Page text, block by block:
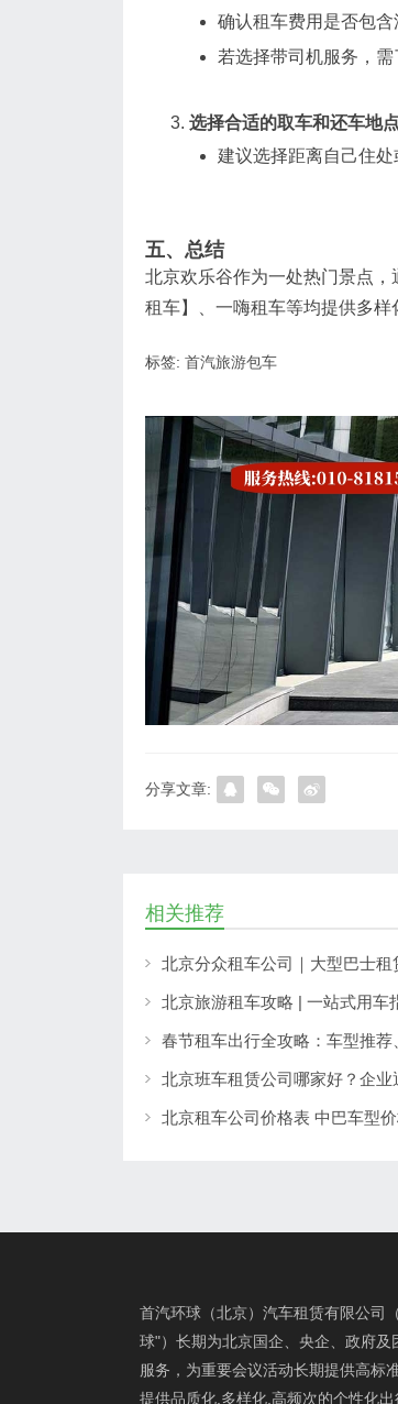
确认租车费用是否包含
若选择带司机服务，需
选择合适的取车和还车地点
建议选择距离自己住处
五、总结
北京欢乐谷作为一处热门景点
租车】、一嗨租车等均提供多
标签: 首汽旅游包车
分享文章:
相关推荐
北京旅游租车攻略 | 一站式用车
春节租车出行全攻略：车型推
北京班车租赁公司哪家好？企
北京租车公司价格表 中巴车型
首汽环球（北京）汽车租赁有限公司
球"）长期为北京国企、央企、政府及
服务，为重要会议活动长期提供高标
提供品质化,多样化,高频次的个性化